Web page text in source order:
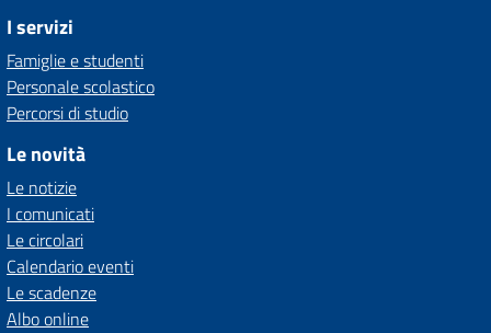
I servizi
Famiglie e studenti
Personale scolastico
Percorsi di studio
Le novità
Le notizie
I comunicati
Le circolari
Calendario eventi
Le scadenze
Albo online